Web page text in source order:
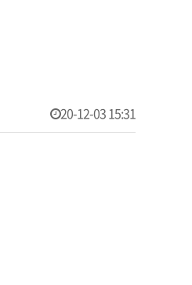
20-12-03 15:31